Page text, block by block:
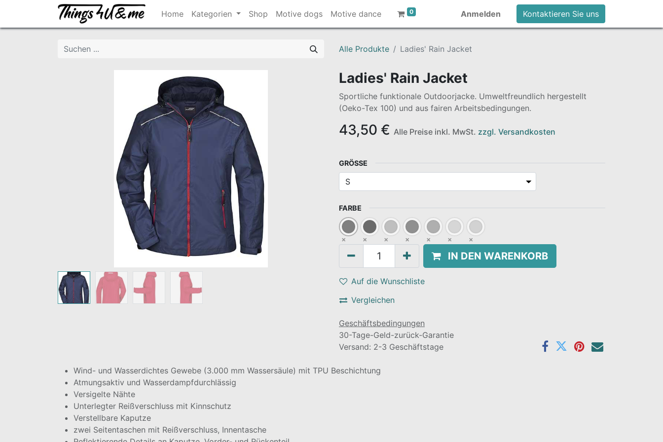
Home Kategorien Shop Motive dogs Motive dance 0 Anmelden Kontaktieren Sie uns
Alle Produkte Ladies' Rain Jacket
Ladies' Rain Jacket
Sportliche funktionale Outdoorjacke. Umweltfreundlich hergestellt
(Oeko-Tex 100) und aus fairen Arbeitsbedingungen.
43,50 € Alle Preise inkl. MwSt. zzgl. Versandkosten
GRÖSSE
FARBE
IN DEN WARENKORB
Auf die Wunschliste
Vergleichen
Geschäftsbedingungen
30-Tage-Geld-zurück-Garantie
Versand: 2-3 Geschäftstage
Wind- und Wasserdichtes Gewebe (3.000 mm Wassersäule) mit TPU Beschichtung
Atmungsaktiv und Wasserdampfdurchlässig
Versigelte Nähte
Unterlegter Reißverschluss mit Kinnschutz
Verstellbare Kaputze
zwei Seitentaschen mit Reißverschluss, Innentasche